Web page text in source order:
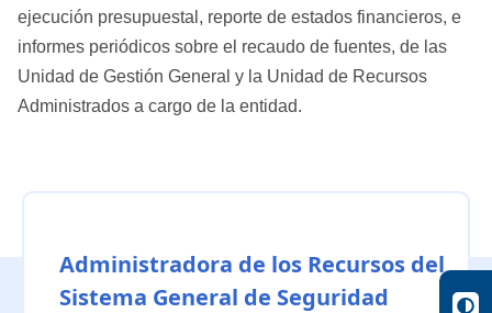
ejecución presupuestal, reporte de estados financieros, e
informes periódicos sobre el recaudo de fuentes, de las
Unidad de Gestión General y la Unidad de Recursos
Administrados a cargo de la entidad.
Administradora de los Recursos del
Sistema General de Seguridad